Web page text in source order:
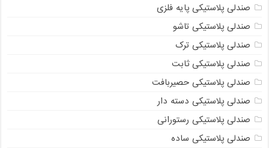
صندلی پلاستیکی پایه فلزی
صندلی پلاستیکی تاشو
صندلی پلاستیکی ترک
صندلی پلاستیکی ثابت
صندلی پلاستیکی حصیربافت
صندلی پلاستیکی دسته دار
صندلی پلاستیکی رستورانی
صندلی پلاستیکی ساده